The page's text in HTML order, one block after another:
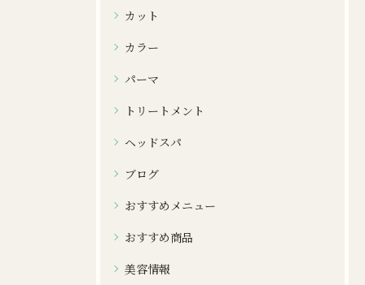
カット
カラー
パーマ
トリートメント
ヘッドスパ
ブログ
おすすめメニュー
おすすめ商品
美容情報